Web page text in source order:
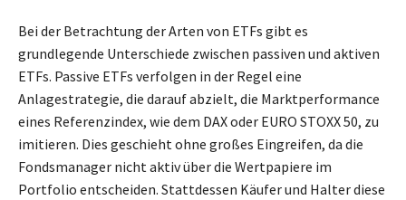
Bei der Betrachtung der Arten von ETFs gibt es
grundlegende Unterschiede zwischen passiven und aktiven
ETFs. Passive ETFs verfolgen in der Regel eine
Anlagestrategie, die darauf abzielt, die Marktperformance
eines Referenzindex, wie dem DAX oder EURO STOXX 50, zu
imitieren. Dies geschieht ohne großes Eingreifen, da die
Fondsmanager nicht aktiv über die Wertpapiere im
Portfolio entscheiden. Stattdessen Käufer und Halter diese